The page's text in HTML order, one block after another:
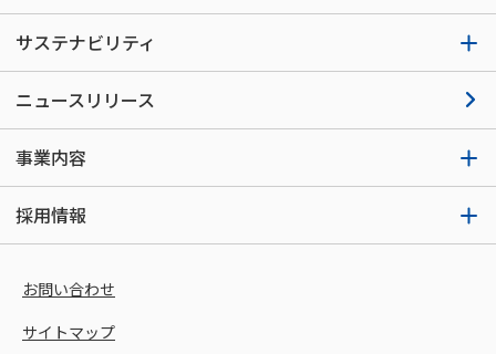
サステナビリティ
ニュースリリース
事業内容
採用情報
お問い合わせ
サイトマップ